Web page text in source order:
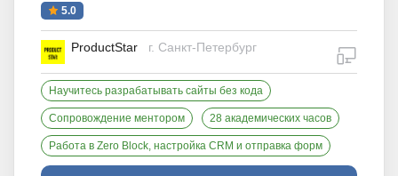
5.0
ProductStar г. Санкт-Петербург
Научитесь разрабатывать сайты без кода
Сопровождение ментором 28 академических часов
Работа в Zero Block, настройка CRM и отправка форм